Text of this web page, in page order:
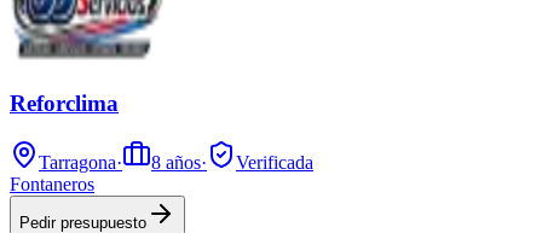
Reforclima
Tarragona· 8 años·
Verificada
Fontaneros
Pedir presupuesto